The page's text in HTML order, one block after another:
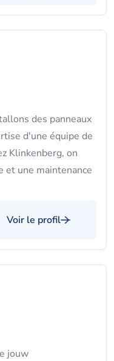
des panneaux
d'une équipe de
Klinkenberg, on
et une maintenance
Voir le profil
jouw